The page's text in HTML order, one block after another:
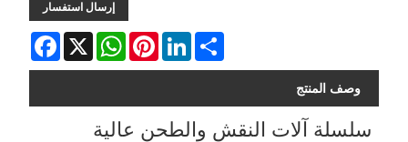
إرسال استفسار
Facebook X
WhatsAppPinterestLinkedInShare
وصف المنتج
سلسلة آلات النقش والطحن عالية